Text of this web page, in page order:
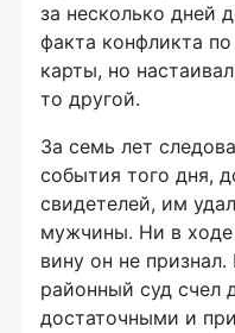
за несколько дней
факта конфликта
карты, но
то другой.
За семь лет
события того дня,
свидетелей, им
мужчины. Ни в ходе
вину он не
районный суд счел
достаточными и